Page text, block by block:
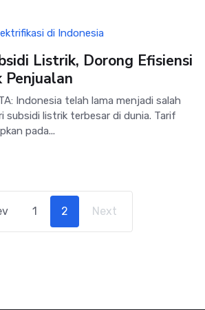
Listrik, Dorong Efisiensi
Penjualan
Indonesia telah lama menjadi salah
subsidi listrik terbesar di dunia. Tarif
pada...
1 2 Next